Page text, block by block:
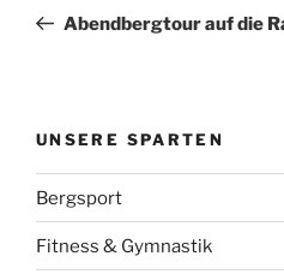
Beitrag
Abendbergtour auf die
UNSERE SPARTEN
Bergsport
Fitness & Gymnastik